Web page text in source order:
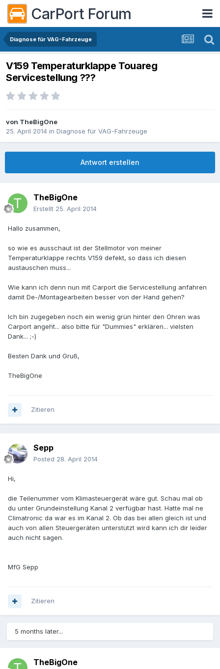
CarPort Forum
Diagnose für VAG-Fahrzeuge
V159 Temperaturklappe Touareg
Servicestellung ???
von TheBigOne
25. April 2014 in Diagnose für VAG-Fahrzeuge
Antwort erstellen
TheBigOne
Erstellt 25. April 2014
Hallo zusammen,
so wie es ausschaut ist der Stellmotor von meiner
Temperaturklappe rechts V159 defekt, so dass ich diesen
austauschen muss...
Wie kann ich denn nun mit Carport die Servicestellung anfahren
damit De-/Montagearbeiten besser von der Hand gehen?
Ich bin zugegeben noch ein wenig grün hinter den Ohren was
Carport angeht... also bitte für "Dummies" erklären... vielsten
Dank... ;-)
Besten Dank und Gruß,
TheBigOne
Zitieren
Sepp
Posted 28. April 2014
Hi,
die Teilenummer vom Klimasteuergerät wäre gut. Schau mal ob
du unter Grundeinstellung Kanal 2 verfügbar hast. Hatte mal ne
Climatronic da war es im Kanal 2. Ob das bei allen gleich ist und
auch von allen Steuergeräten unterstützt wird kann ich dir leider
auch nicht sagen.
MfG Sepp
Zitieren
5 months later...
TheBigOne